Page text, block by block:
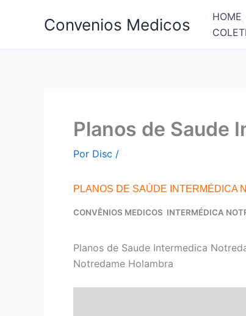
Convenios Medicos HOME
Planos de Saude
Por Disc /
PLANOS DE SAÚDE INTERMÉDICA
CONVÊNIOS MEDICOS INTERMÉDICA
Planos de Saude Intermedica
Notredame Holambra